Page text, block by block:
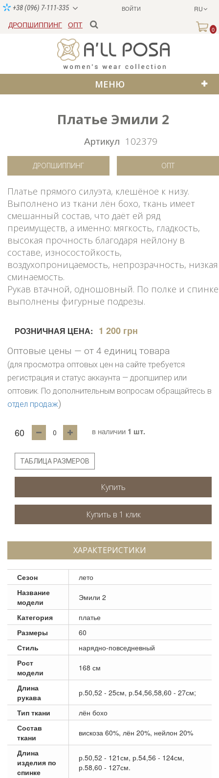
ВОЙТИ RU
+38 (096) 7-111-335
ДРОПШИППИНГ ОПТ
0
МЕНЮ
Платье Эмили 2
Артикул 102379
ДРОПШИППИНГ ОПТ
Платье прямого силуэта, клешёное к низу.
Выполнено из ткани лён бохо, ткань имеет
смешанный состав, что даёт ей ряд
преимуществ, а именно: мягкость, гладкость,
высокая прочность благодаря нейлону в
составе, износостойкость,
воздухопроницаемость, непрозрачность, низкая
сминаемость.
Рукав втачной, одношовный. По полке и спинке
выполнены фигурные подрезы.
РОЗНИЧНАЯ ЦЕНА: 1 200 грн
Оптовые цены — от 4 единиц товара
(для просмотра оптовых цен на сайте требуется
регистрация и статус аккаунта — дропшипер или
оптовик. По дополнительным вопросам обращайтесь в
отдел продаж)
60 в наличии 1 шт.
ТАБЛИЦА РАЗМЕРОВ
Купить
ХАРАКТЕРИСТИКИ
Сезон
лето
Название
модели
Эмили 2
Категория
платье
Размеры
60
Стиль
нарядно-повседневный
Рост
модели
168 см
Длина
рукава
р.50,52 - 25см, р.54,56,58,60 - 27см;
Тип ткани
лён бохо
Состав
ткани
вискоза 60%, лён 20%, нейлон 20%
Длина
изделия по
спинке
р.50,52 - 121см, р.54,56 - 124см,
р.58,60 - 127см.